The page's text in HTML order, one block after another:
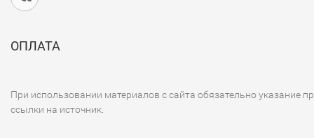
ОПЛАТА
При использовании материалов с сайта обязательно указание
ссылки на источник.